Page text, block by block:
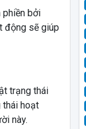
phiền bởi
động sẽ giúp
trạng thái
thái hoạt
này.